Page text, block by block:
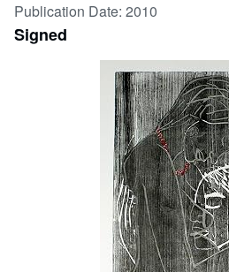
Browse Collections
CLOSE
Publication Date: 2010
Signed